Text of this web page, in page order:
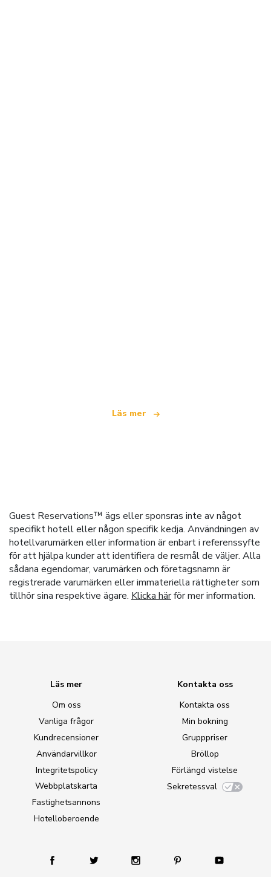
Läs mer
Guest Reservations™ ägs eller sponsras inte av något
specifikt hotell eller någon specifik kedja. Användningen av
hotellvarumärken eller information är enbart i referenssyfte
för att hjälpa kunder att identifiera de resmål de väljer. Alla
sådana egendomar, varumärken och företagsnamn är
registrerade varumärken eller immateriella rättigheter som
tillhör sina respektive ägare. Klicka härför mer information.
Läs mer
Om oss
Vanliga frågor
Kundrecensioner
Användarvillkor
Integritetspolicy
Webbplatskarta
Fastighetsannons
Hotelloberoende
Kontakta oss
Kontakta oss
Min bokning
Grupppriser
Bröllop
Förlängd vistelse
Sekretessval